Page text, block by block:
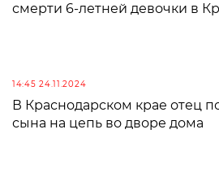
смерти 6-летней девочки в
14:45 24.11.2024
В Краснодарском крае отец
сына на цепь во дворе дома